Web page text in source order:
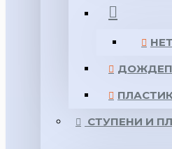
СТУПЕНИ И